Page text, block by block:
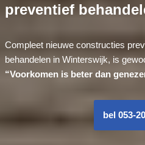
preventief
Compleet nieuwe constructies
behandelen in Winterswijk, is
“Voorkomen is beter dan
bel 053-